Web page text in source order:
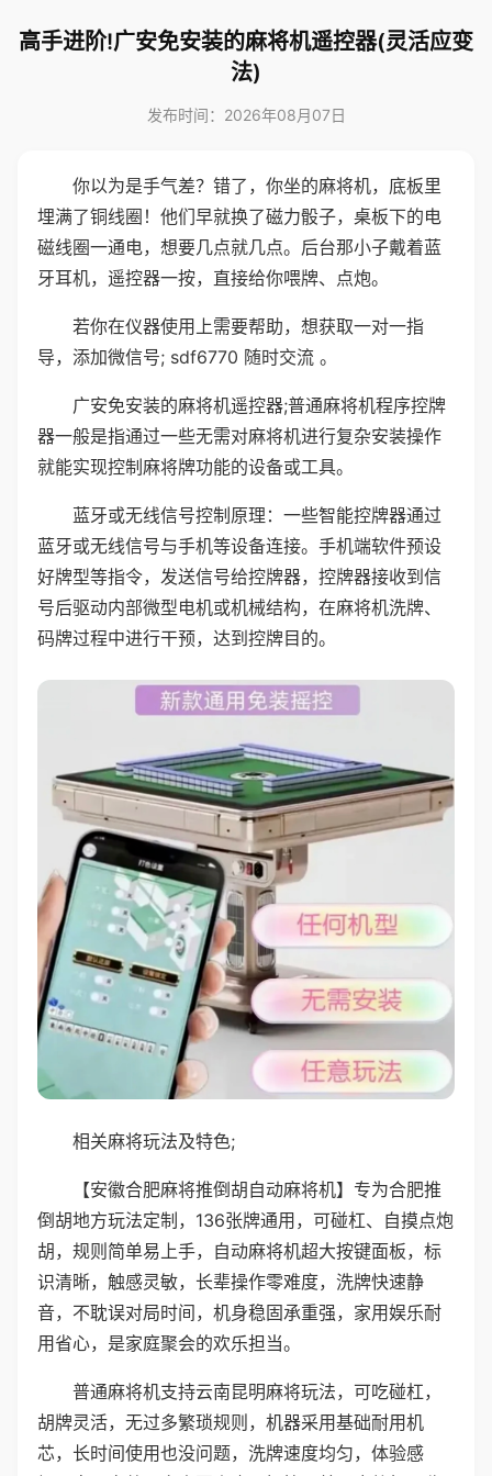
高手进阶!广安免安装的麻将机遥控器(灵活应变
法)
发布时间：2026年08月07日
你以为是手气差？错了，你坐的麻将机，底板里
埋满了铜线圈！他们早就换了磁力骰子，桌板下的电
磁线圈一通电，想要几点就几点。后台那小子戴着蓝
牙耳机，遥控器一按，直接给你喂牌、点炮。
若你在仪器使用上需要帮助，想获取一对一指
导，添加微信号; sdf6770 随时交流 。
广安免安装的麻将机遥控器;普通麻将机程序控牌
器一般是指通过一些无需对麻将机进行复杂安装操作
就能实现控制麻将牌功能的设备或工具。
蓝牙或无线信号控制原理：一些智能控牌器通过
蓝牙或无线信号与手机等设备连接。手机端软件预设
好牌型等指令，发送信号给控牌器，控牌器接收到信
号后驱动内部微型电机或机械结构，在麻将机洗牌、
码牌过程中进行干预，达到控牌目的。
相关麻将玩法及特色;
【安徽合肥麻将推倒胡自动麻将机】专为合肥推
倒胡地方玩法定制，136张牌通用，可碰杠、自摸点炮
胡，规则简单易上手，自动麻将机超大按键面板，标
识清晰，触感灵敏，长辈操作零难度，洗牌快速静
音，不耽误对局时间，机身稳固承重强，家用娱乐耐
用省心，是家庭聚会的欢乐担当。
普通麻将机支持云南昆明麻将玩法，可吃碰杠，
胡牌灵活，无过多繁琐规则，机器采用基础耐用机
芯，长时间使用也没问题，洗牌速度均匀，体验感